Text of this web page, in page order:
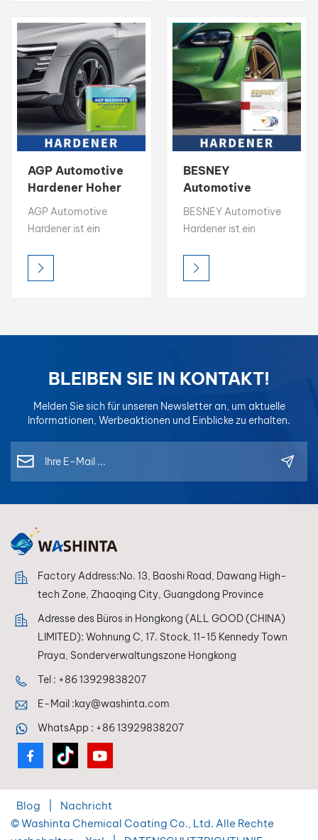
außergewöhnliche
Härte, Haltbarkeit und
Vergilbungsschutz zu
verleihen.
Härte, Haltbarkeit und
Vergilbungsschutz
verleiht.
AGP Automotive
Hardener Hoher
Feststoffgehalt
Anti-
AGP Automotive
Hardener ist ein
Härtungsmittel, das
Klarlacken und
BESNEY
Automotive
Hardener High
Solid Content
Härter
BESNEY Automotive
Hardener ist ein
Härtungsmittel, das
Klarlacken und
BLEIBEN SIE IN KONTAKT!
Melden Sie sich für unseren Newsletter an, um aktuelle
Informationen, Werbeaktionen und Einblicke zu erhalten.
Factory Address:No. 13, Baoshi Road, Dawang High-
tech Zone, Zhaoqing City, Guangdong Province
Adresse des Büros in Hongkong (ALL GOOD (CHINA)
LIMITED): Wohnung C, 17. Stock, 11-15 Kennedy Town
Praya, Sonderverwaltungszone Hongkong
Tel : +86 13929838207
E-Mail :kay@washinta.com
WhatsApp : +86 13929838207
Blog
Nachricht
© Washinta Chemical Coating Co., Ltd. Alle Rechte